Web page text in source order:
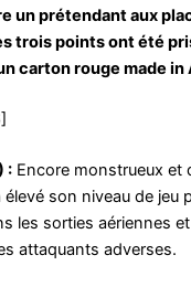
un prétendant aux
trois points ont été
carton rouge made in
: Encore monstrueux et
son niveau de jeu
les sorties aériennes
attaquants adverses.